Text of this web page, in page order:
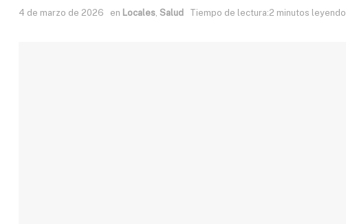
4 de marzo de 2026 en Locales, Salud Tiempo de lectura:2 minutos leyendo